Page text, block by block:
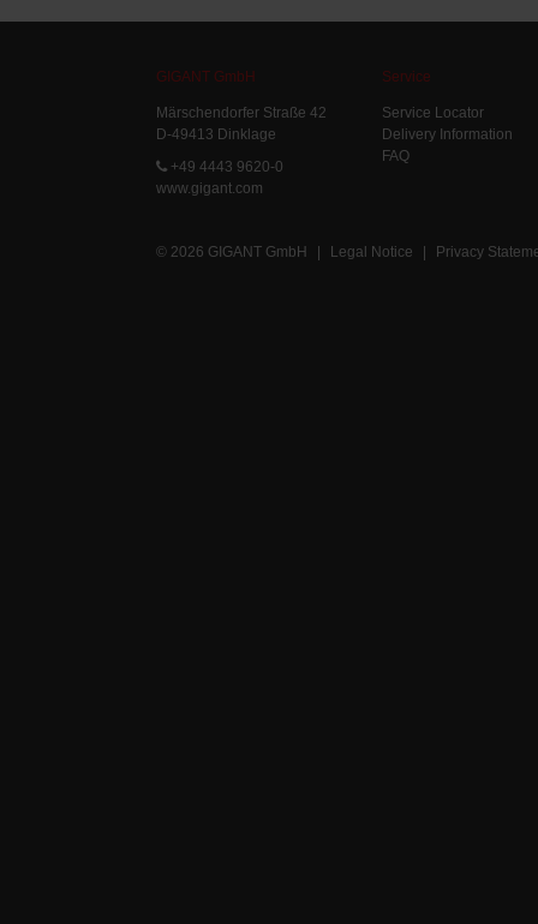
GIGANT GmbH
Märschendorfer Straße 42
D-49413 Dinklage
+49 4443 9620-0
www.gigant.com
Service
Service Locator
Delivery Information
FAQ
© 2026 GIGANT GmbH | Legal Notice | Privacy